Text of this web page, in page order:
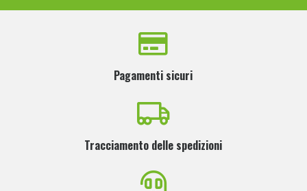
Pagamenti sicuri
Tracciamento delle spedizioni